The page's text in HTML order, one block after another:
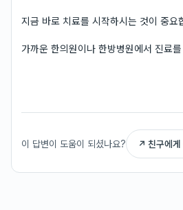
지금 바로 치료를 시작하시는 것이 중요
가까운 한의원이나 한방병원에서 진료
이 답변이 도움이 되셨나요? ↗ 친구에게